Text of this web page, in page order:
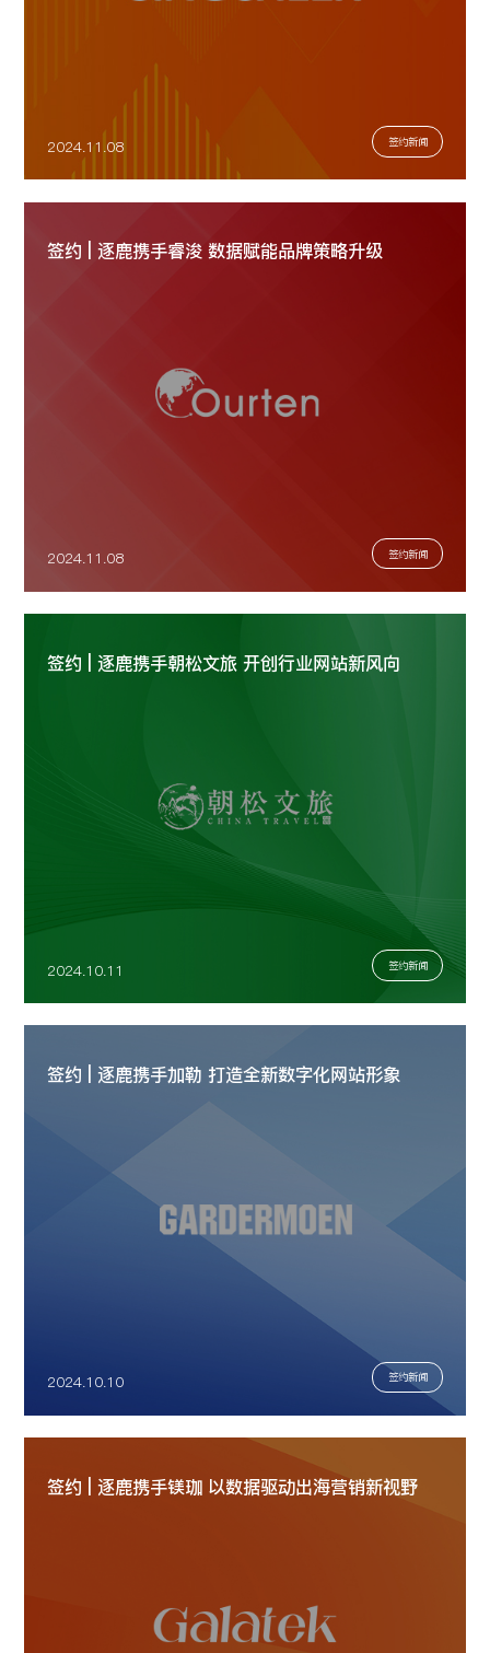
2024.11.08 签约新闻
签约 | 逐鹿携手睿浚 数据赋能品牌策略升级
2024.11.08 签约新闻
签约 | 逐鹿携手朝松文旅 开创行业网站新风向
2024.10.11 签约新闻
签约 | 逐鹿携手加勒 打造全新数字化网站形象
2024.10.10 签约新闻
签约 | 逐鹿携手镁珈 以数据驱动出海营销新视野